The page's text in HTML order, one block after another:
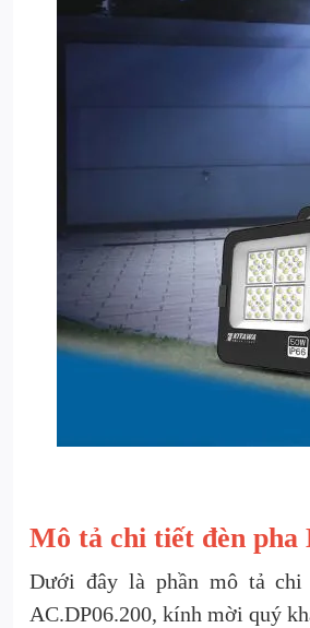
Mô tả chi tiết đèn pha
Dưới đây là phần mô tả
AC.DP06.200, kính mời quý